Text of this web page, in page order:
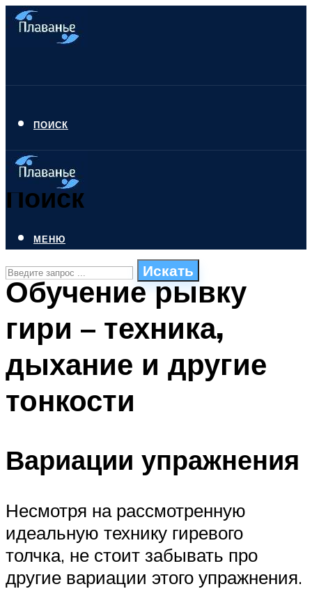
ПОИСК
Поиск
Искать
СТИЛИ ПЛАВАНЬЯ
ПЛАВАНЬЕ ДЛЯ ДЕТЕЙ
БАССЕЙН ДЛЯ ДОМА
МЕНЮ
Обучение рывку
гири – техника,
дыхание и другие
тонкости
Вариации упражнения
Несмотря на рассмотренную
идеальную технику гиревого
толчка, не стоит забывать про
другие вариации этого упражнения.